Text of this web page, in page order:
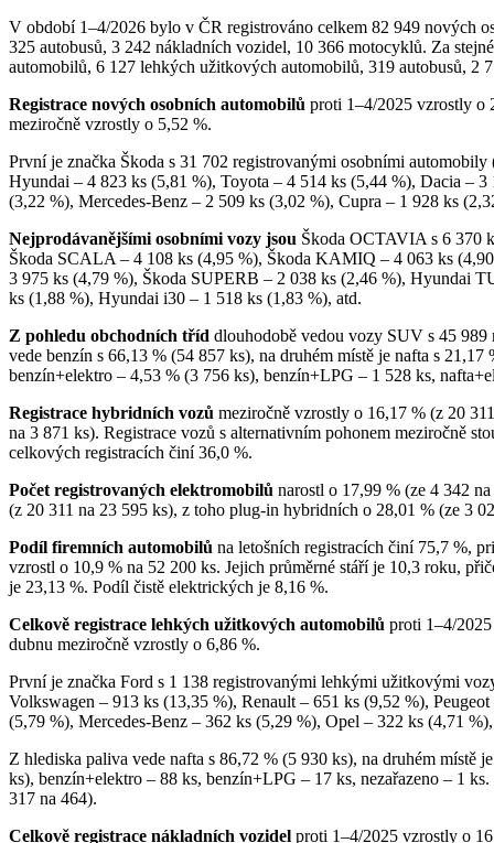
V období 1–4/2026 bylo v ČR registrováno celkem 82 949 nových
325 autobusů, 3 242 nákladních vozidel, 10 366 motocyklů. Za
automobilů, 6 127 lehkých užitkových automobilů, 319 autobusů, 2
Registrace nových osobních automobilů proti 1–4/2025 vzrostly o
meziročně vzrostly o 5,52 %.
První je značka Škoda s 31 702 registrovanými osobními
Hyundai – 4 823 ks (5,81 %), Toyota – 4 514 ks (5,44 %), Dacia –
(3,22 %), Mercedes-Benz – 2 509 ks (3,02 %), Cupra – 1 928 ks
Nejprodávanějšími osobními vozy jsou Škoda OCTAVIA s 6 370
Škoda SCALA – 4 108 ks (4,95 %), Škoda KAMIQ – 4 063 ks
3 975 ks (4,79 %), Škoda SUPERB – 2 038 ks (2,46 %), Hyundai
ks (1,88 %), Hyundai i30 – 1 518 ks (1,83 %), atd.
Z pohledu obchodních tříd dlouhodobě vedou vozy SUV s 45
vede benzín s 66,13 % (54 857 ks), na druhém místě je nafta s
benzín+elektro – 4,53 % (3 756 ks), benzín+LPG – 1 528 ks,
Registrace hybridních vozů meziročně vzrostly o 16,17 % (z 20
na 3 871 ks). Registrace vozů s alternativním pohonem meziročně
celkových registracích činí 36,0 %.
Počet registrovaných elektromobilů narostl o 17,99 % (ze 4 342
(z 20 311 na 23 595 ks), z toho plug-in hybridních o 28,01 % (ze 3
Podíl firemních automobilů na letošních registracích činí 75,7 %,
vzrostl o 10,9 % na 52 200 ks. Jejich průměrné stáří je 10,3 roku,
je 23,13 %. Podíl čistě elektrických je 8,16 %.
Celkově registrace lehkých užitkových automobilů proti 1–4/
dubnu meziročně vzrostly o 6,86 %.
První je značka Ford s 1 138 registrovanými lehkými užitkovými
Volkswagen – 913 ks (13,35 %), Renault – 651 ks (9,52 %),
(5,79 %), Mercedes-Benz – 362 ks (5,29 %), Opel – 322 ks (4,71
Z hlediska paliva vede nafta s 86,72 % (5 930 ks), na druhém místě
ks), benzín+elektro – 88 ks, benzín+LPG – 17 ks, nezařazeno – 1
317 na 464).
Celkově registrace nákladních vozidel proti 1–4/2025 vzrostly o